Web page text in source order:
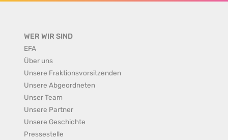
WER WIR SIND
EFA
Über uns
Unsere Fraktionsvorsitzenden
Unsere Abgeordneten
Unser Team
Unsere Partner
Unsere Geschichte
Pressestelle